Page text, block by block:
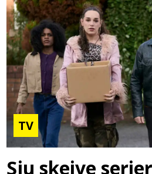
TV
Sju skeive